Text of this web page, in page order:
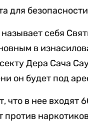
для
себя
в
Дера Сача
он будет под
в нее входят
против